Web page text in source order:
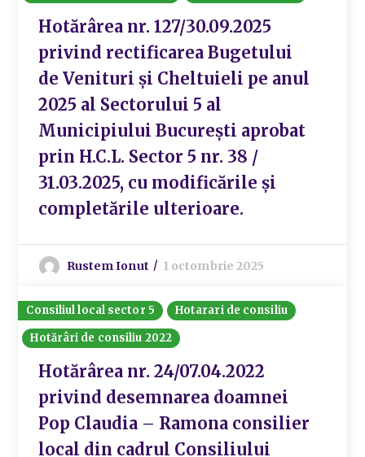
Hotărârea nr. 127/30.09.2025
privind rectificarea Bugetului
de Venituri și Cheltuieli pe anul
2025 al Sectorului 5 al
Municipiului București aprobat
prin H.C.L. Sector 5 nr. 38 /
31.03.2025, cu modificările și
completările ulterioare.
Rustem Ionut 1 octombrie 2025
Consiliul local sector 5
Hotarari de consiliu
Hotărâri de consiliu 2022
Hotărârea nr. 24/07.04.2022
privind desemnarea doamnei
Pop Claudia – Ramona consilier
local din cadrul Consiliului